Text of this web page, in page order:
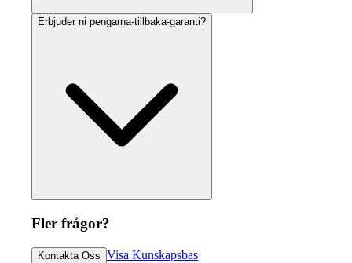
Erbjuder ni pengarna-tillbaka-garanti?
Fler frågor?
Kontakta Oss Visa Kunskapsbas